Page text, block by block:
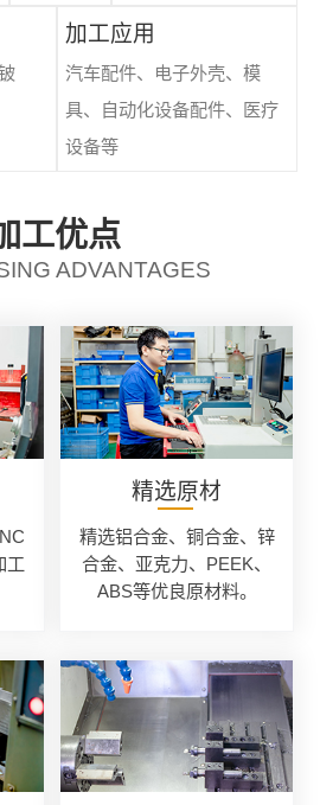
加工应用
汽车配件、电子外壳、模
具、自动化设备配件、医疗
设备等
工优点
ADVANTAGES
工
精选原材
精选铝合金、铜合金、锌
合金、亚克力、PEEK、
ABS等优良原材料。